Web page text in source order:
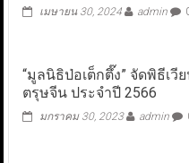
เมษายน 30, 2024 admin
“มูลนิธิป่อเต็กตึ๊ง” จัดพิธีเ
ตรุษจีน ประจำปี 2566
มกราคม 30, 2023 admin